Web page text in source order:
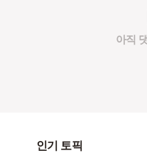
아직
인기 토픽